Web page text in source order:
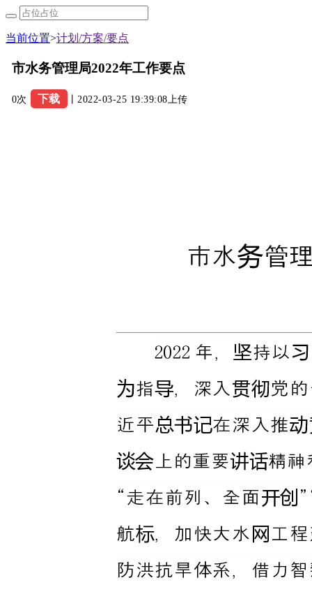
当前位置>计划/方案/要点
市水务管理局2022年工作要点
0次 下载 丨2022-03-25 19:39:08上传